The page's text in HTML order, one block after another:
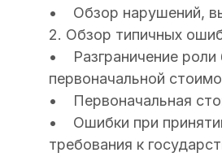
• Обзор нарушений,
2. Обзор типичных
• Разграничение роли
первоначальной
• Первоначальная
• Ошибки при
требования к